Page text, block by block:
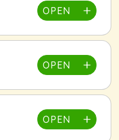
渋谷店 新橋店
豊岡店